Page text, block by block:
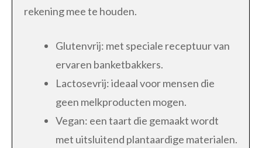
rekening mee te houden.
Glutenvrij: met speciale receptuur van
ervaren banketbakkers.
Lactosevrij: ideaal voor mensen die
geen melkproducten mogen.
Vegan: een taart die gemaakt wordt
met uitsluitend plantaardige materialen.